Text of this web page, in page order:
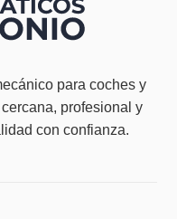
para coches y
profesional y
con confianza.